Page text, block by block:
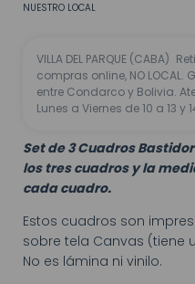
NUESTRO LOCAL
VILLA DEL PARQUE (CABA)
compras online, NO LOCAL.
entre Condarco y Bolivia.
Lunes a Viernes de 10 a 13 y
Set de 3 Cuadros
los tres cuadros y la
cada cuadro.
Estos cuadros son
sobre tela Canvas (tiene
No es lámina ni vinilo.